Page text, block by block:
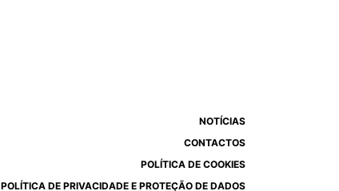
NOTÍCIAS
CONTACTOS
POLÍTICA DE COOKIES
POLÍTICA DE PRIVACIDADE E PROTEÇÃO DE DADOS